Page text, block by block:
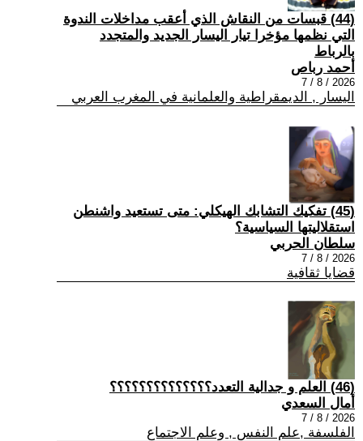
(44) قبسات من النقاش الذي أعقب مداخلات الندوة
التي نظمها مؤخرا تيار اليسار الجديد والمتجدد
بالرباط
أحمد رباص
2026 / 8 / 7
اليسار , الديمقراطية والعلمانية في المغرب العربي
(45) تفكيك التشابك الهيكلي: متى تستعيد واشنطن
استقلاليتها السياسية؟
سلطان الحربي
2026 / 8 / 7
قضايا ثقافية
(46) العلم و جدالية التعدد؟؟؟؟؟؟؟؟؟؟؟؟؟؟
أمال السعدي
2026 / 8 / 7
الفلسفة ,علم النفس , وعلم الاجتماع